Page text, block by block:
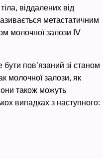
віддалених від
метастатичним
молочної залози IV
пов’язаний зі станом
молочної залози, як
також можуть
випадках з наступного: